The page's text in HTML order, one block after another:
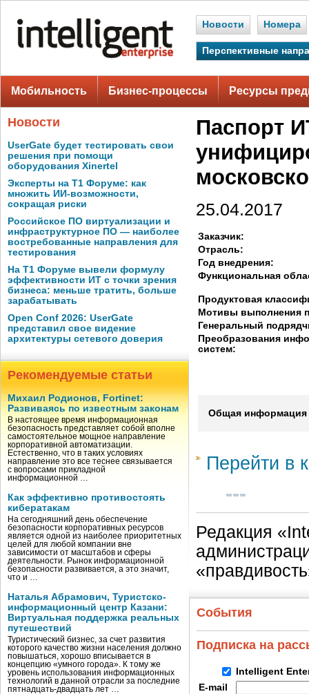
Новости Номера
Перспективные
Мобильность Бизнес-процессы Ресурсы
Новости
UserGate будет тестировать свои
решения при помощи
оборудования Xinertel
Эксперты на Т1 Форуме: как
множить ИИ-возможности,
сокращая риски
Российское ПО виртуализации и
инфраструктурное ПО — наиболее
востребованные направления для
тестирования
На Т1 Форуме вывели формулу
эффективности ИТ с точки зрения
бизнеса: меньше тратить, больше
зарабатывать
Open Conf 2026: UserGate
представил свое видение
архитектуры сетевого доверия
Рекомендуемые статьи
Михаил Родионов, Fortinet:
Развиваясь по известным законам
В настоящее время информационная
безопасность представляет собой вполне
самостоятельное мощное направление
корпоративной автоматизации.
Естественно, что в таких условиях
направление это все теснее связывается
с вопросами прикладной
информационной …
Как эффективно противостоять
кибератакам
На сегодняшний день обеспечение
безопасности корпоративных ресурсов
является одной из наиболее приоритетных
целей для любой компании вне
зависимости от масштабов и сферы
деятельности. Рынок информационной
безопасности развивается, а это значит,
что и …
Наталья Абрамович, Туристско-
информационный центр Казани:
Виртуальная поддержка реальных
путешествий
Туристический бизнес, за счет развития
которого качество жизни населения должно
повышаться, хорошо вписывается в
концепцию «умного города». К тому же
уровень использования информационных
технологий в данной отрасли за последние
пятнадцать-двадцать лет …
Паспорт
25.04.2017
Заказчик:
Отрасль:
Год внедрения:
Функциональная
Продуктовая
Мотивы выполнения
Генеральный
Преобразования
систем:
Общая информация
Перейти в
Редакция
События
Подписка на
Intelligent
E-mail